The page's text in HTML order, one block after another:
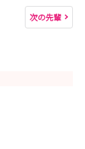
次の先輩